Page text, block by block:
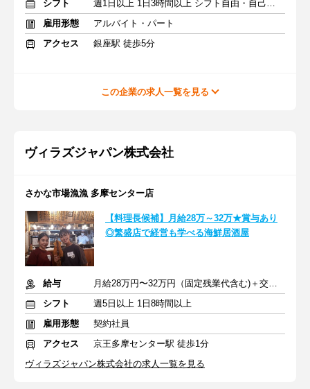
シフト
週1日以上 1日3時間以上 シフト自由・自己申告
雇用形態
アルバイト・パート
アクセス
銀座駅 徒歩5分
この企業の求人一覧を見る
ヴィラズジャパン株式会社
さかな市場漁漁 多摩センター店
【料理長候補】月給28万～32万★賞与あり
◎繁盛店で経営も学べる海鮮居酒屋
給与
月給28万円〜32万円（固定残業代含む)＋交通費全額支給
シフト
週5日以上 1日8時間以上
雇用形態
契約社員
アクセス
京王多摩センター駅 徒歩1分
ヴィラズジャパン株式会社の求人一覧を見る